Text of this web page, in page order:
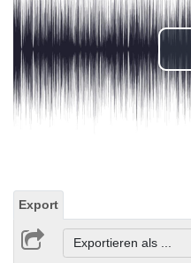
Export
Exportieren als ...